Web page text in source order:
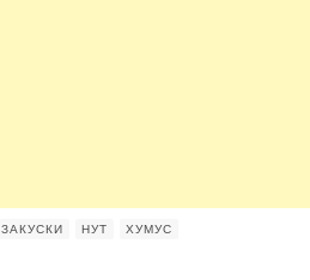
ЗАКУСКИ НУТ ХУМУС